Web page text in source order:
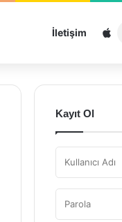
İletişim
Kayıt Ol